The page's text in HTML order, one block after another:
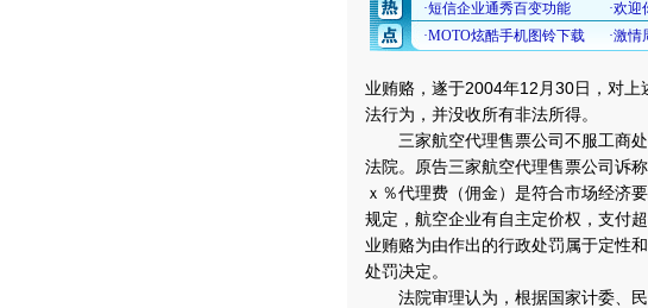
业贿赂，遂于2004年12月30日，对
法行为，并没收所有非法所得。
三家航空代理售票公司不服工商处
法院。原告三家航空代理售票公司诉
ｘ％代理费（佣金）是符合市场经济
规定，航空企业有自主定价权，支付
业贿赂为由作出的行政处罚属于定性
处罚决定。
法院审理认为，根据国家计委、民